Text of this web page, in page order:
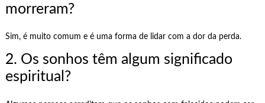
morreram?
Sim, é muito comum e é uma forma de lidar com a dor da perda.
2. Os sonhos têm algum significado
espiritual?